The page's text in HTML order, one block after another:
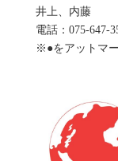
井上、内藤
電話：075-647-
※●をアットマ